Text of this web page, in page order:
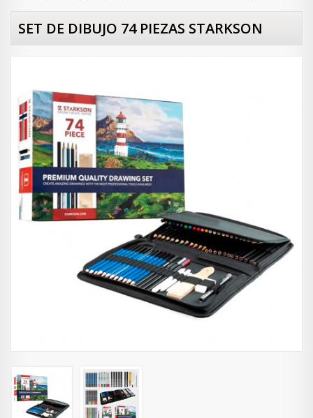
SET DE DIBUJO 74 PIEZAS STARKSON